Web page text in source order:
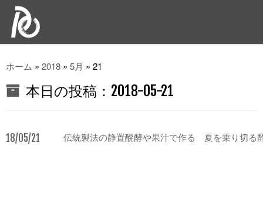
ホーム » 2018 » 5月 » 21
本日の投稿： 2018-05-21
18/05/21 伝統製法の静置醗酵や果汁で作る 夏を乗り切る